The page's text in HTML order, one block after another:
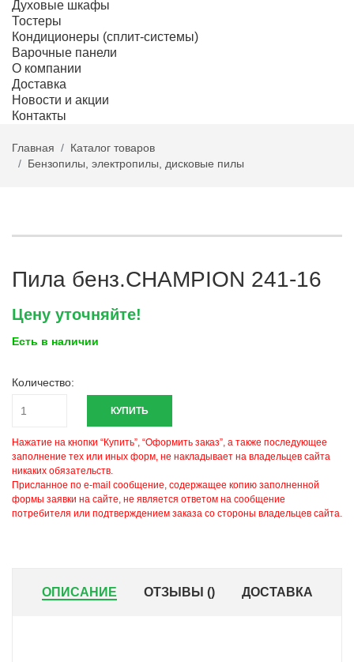
Духовые шкафы
Тостеры
Кондиционеры (сплит-системы)
Варочные панели
О компании
Доставка
Новости и акции
Контакты
Главная
Каталог товаров
Бензопилы, электропилы, дисковые пилы
Пила бенз.CHAMPION 241-16
Цену уточняйте!
Есть в наличии
Количество:
КУПИТЬ
Нажатие на кнопки “Купить”, “Оформить заказ”, а также последующее
заполнение тех или иных форм, не накладывает на владельцев сайта
никаких обязательств.
Присланное по e-mail сообщение, содержащее копию заполненной
формы заявки на сайте, не является ответом на сообщение
потребителя или подтверждением заказа со стороны владельцев сайта.
ОПИСАНИЕ ОТЗЫВЫ () ДОСТАВКА